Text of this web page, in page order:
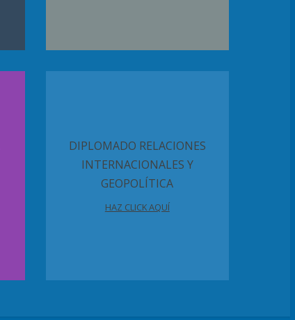
DIPLOMADO RELACIONES
INTERNACIONALES Y
GEOPOLÍTICA
HAZ CLICK AQUÍ